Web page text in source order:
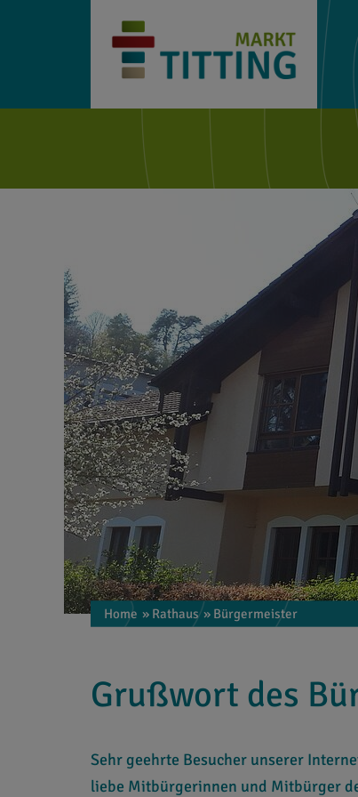
Home » Rathaus » Bürgermeister
Grußwort des
Sehr geehrte Besucher unserer
liebe Mitbürgerinnen und Mitbürger